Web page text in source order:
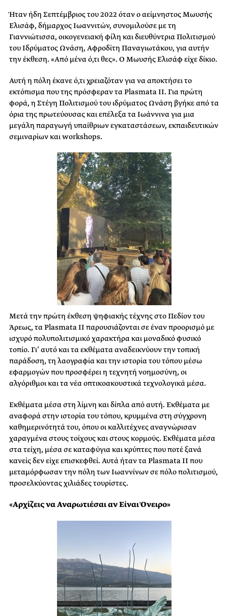
Ήταν ήδη Σεπτέμβριος του 2022 όταν ο αείμνηστος Μωυσής
Ελισάφ, δήμαρχος Ιωαννιτών, συνομιλούσε με τη
Γιαννιώτισσα, οικογενειακή φίλη και διευθύντρια Πολιτισμού
του Ιδρύματος Ωνάση, Αφροδίτη Παναγιωτάκου, για αυτήν
την έκθεση. «Από μένα ό,τι θες». Ο Μωυσής Ελισάφ είχε δίκιο.
Αυτή η πόλη έκανε ό,τι χρειαζόταν για να αποκτήσει το
εκτόπισμα που της πρόσφεραν τα Plasmata ΙΙ. Για πρώτη
φορά, η Στέγη Πολιτισμού του ιδρύματος Ωνάση βγήκε από τα
όρια της πρωτεύουσας και επέλεξα τα Ιωάννινα για μια
μεγάλη παραγωγή υπαίθριων εγκαταστάσεων, εκπαιδευτικών
σεμιναρίων και workshops.
Μετά την πρώτη έκθεση ψηφιακής τέχνης στο Πεδίον του
Άρεως, τα Plasmata ΙΙ παρουσιάζονται σε έναν προορισμό με
ισχυρό πολυπολιτισμικό χαρακτήρα και μοναδικό φυσικό
τοπίο. Γι’ αυτό και τα εκθέματα αναδεικνύουν την τοπική
παράδοση, τη λαογραφία και την ιστορία του τόπου μέσω
εφαρμογών που προσφέρει η τεχνητή νοημοσύνη, οι
αλγόριθμοι και τα νέα οπτικοακουστικά τεχνολογικά μέσα.
Εκθέματα μέσα στη λίμνη και δίπλα από αυτή. Εκθέματα με
αναφορά στην ιστορία του τόπου, κρυμμένα στη σύγχρονη
καθημερινότητά του, όπου οι καλλιτέχνες αναγνώρισαν
χαραγμένα στους τοίχους και στους κορμούς. Εκθέματα μέσα
στα τείχη, μέσα σε καταφύγια και κρύπτες που ποτέ ξανά
κανείς δεν είχε επισκεφθεί. Αυτά ήταν τα Plasmata II που
μεταμόρφωσαν την πόλη των Ιωαννίνων σε πόλο πολιτισμού,
προσελκύοντας χιλιάδες τουρίστες.
«Αρχίζεις να Αναρωτιέσαι αν Είναι Όνειρο»